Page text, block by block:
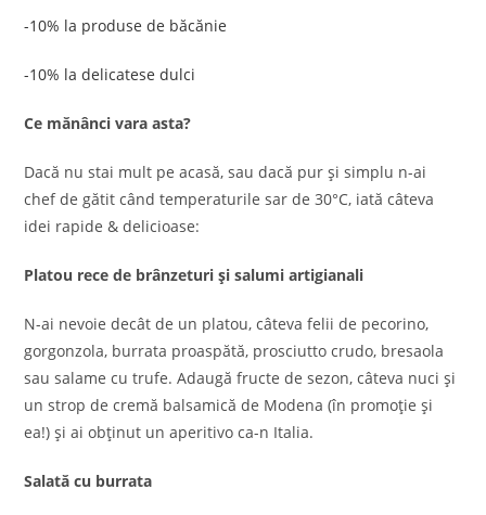
-10% la produse de băcănie
-10% la delicatese dulci
Ce mănânci vara asta?
Dacă nu stai mult pe acasă, sau dacă pur și simplu n-ai
chef de gătit când temperaturile sar de 30°C, iată câteva
idei rapide & delicioase:
Platou rece de brânzeturi și salumi artigianali
N-ai nevoie decât de un platou, câteva felii de pecorino,
gorgonzola, burrata proaspătă, prosciutto crudo, bresaola
sau salame cu trufe. Adaugă fructe de sezon, câteva nuci și
un strop de cremă balsamică de Modena (în promoție și
ea!) și ai obținut un aperitivo ca-n Italia.
Salată cu burrata